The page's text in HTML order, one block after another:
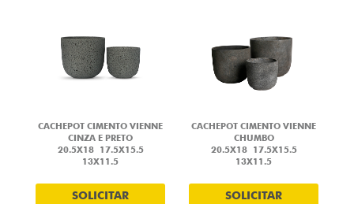
CACHEPOT CIMENTO VIENNE
CINZA E PRETO
20.5X18 17.5X15.5
13X11.5
SOLICITAR
CACHEPOT CIMENTO VIENNE
CHUMBO
20.5X18 17.5X15.5
13X11.5
SOLICITAR